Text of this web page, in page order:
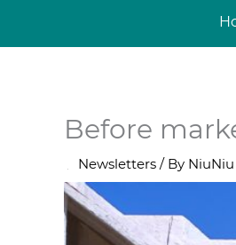
Before
Newsletters / By NiuNiu